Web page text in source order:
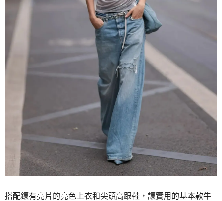
搭配鑲有亮片的亮色上衣和尖頭高跟鞋，讓實用的基本款牛